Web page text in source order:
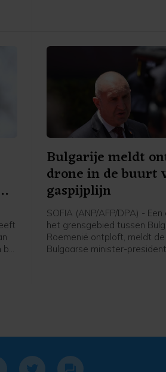
bij
Bulgarije meldt
drone in de buurt
gaspijplijn
SOFIA (ANP/AFP/DPA) - Een
het grensgebied tussen
Roemenië ontploft, meldt de
Bulgaarse minister-